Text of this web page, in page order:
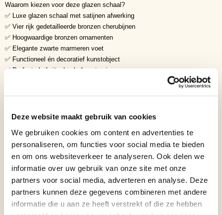
Deze website maakt gebruik van cookies
We gebruiken cookies om content en advertenties te
personaliseren, om functies voor social media te bieden
en om ons websiteverkeer te analyseren. Ook delen we
informatie over uw gebruik van onze site met onze
partners voor social media, adverteren en analyse. Deze
partners kunnen deze gegevens combineren met andere
informatie die u aan ze heeft verstrekt of die ze hebben
Waarom kiezen voor deze glazen schaal?
✅ Luxe glazen schaal met satijnen afwerking
✅ Vier rijk gedetailleerde bronzen cherubijnen
✅ Hoogwaardige bronzen ornamenten
✅ Elegante zwarte marmeren voet
✅ Functioneel én decoratief kunstobject
✅ Perfect als fruitschaal of centerpiece
• Bescherming
• Schoonheid
• Welvaart
• Elegantie
• Vrede
• Luxe
• Overvloed
• Tijdloze klasse
Cherubijnen worden al eeuwenlang gezien als beschermers en